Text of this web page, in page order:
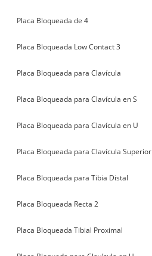
Placa Bloqueada de 4
Placa Bloqueada Low Contact 3
Placa Bloqueada para Clavícula
Placa Bloqueada para Clavícula en S
Placa Bloqueada para Clavícula en U
Placa Bloqueada para Clavícula Superior
Placa Bloqueada para Tibia Distal
Placa Bloqueada Recta 2
Placa Bloqueada Tibial Proximal